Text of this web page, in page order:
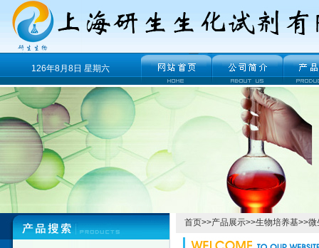
126年8月8日 星期六
首页>>产品展示>>生物培养基>>微